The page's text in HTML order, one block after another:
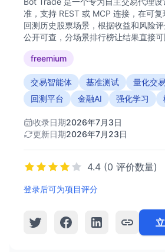
准，支持 REST 或 MCP 连接，在可复
回测历史股票场景，根据收益和风险
公开可查，分场景排行榜让结果直接可
freemium
交易智能体 基准测试 量化交易
回测平台
金融AI 强化学习
收录日期2026年7月3日
更新日期2026年7月23日
4.4 (0 评价数量)
登录后可为项目评分